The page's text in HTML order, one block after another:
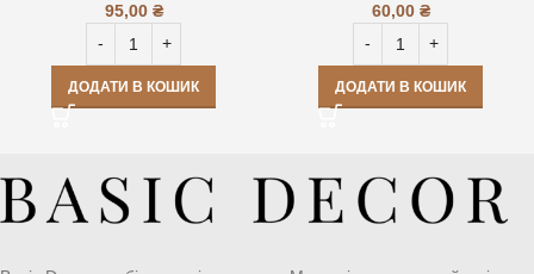
95,00 ₴
ДОДАТИ В КОШИК
60,00 ₴
ДОДАТИ В КОШИК